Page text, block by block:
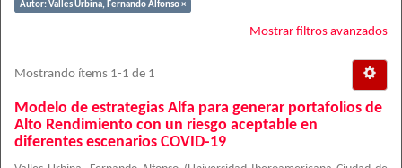
Autor: Valles Urbina, Fernando Alfonso ×
Mostrar filtros avanzados
Mostrando ítems 1-1 de 1
Modelo de estrategias Alfa para generar portafolios de
Alto Rendimiento con un riesgo aceptable en
diferentes escenarios COVID-19